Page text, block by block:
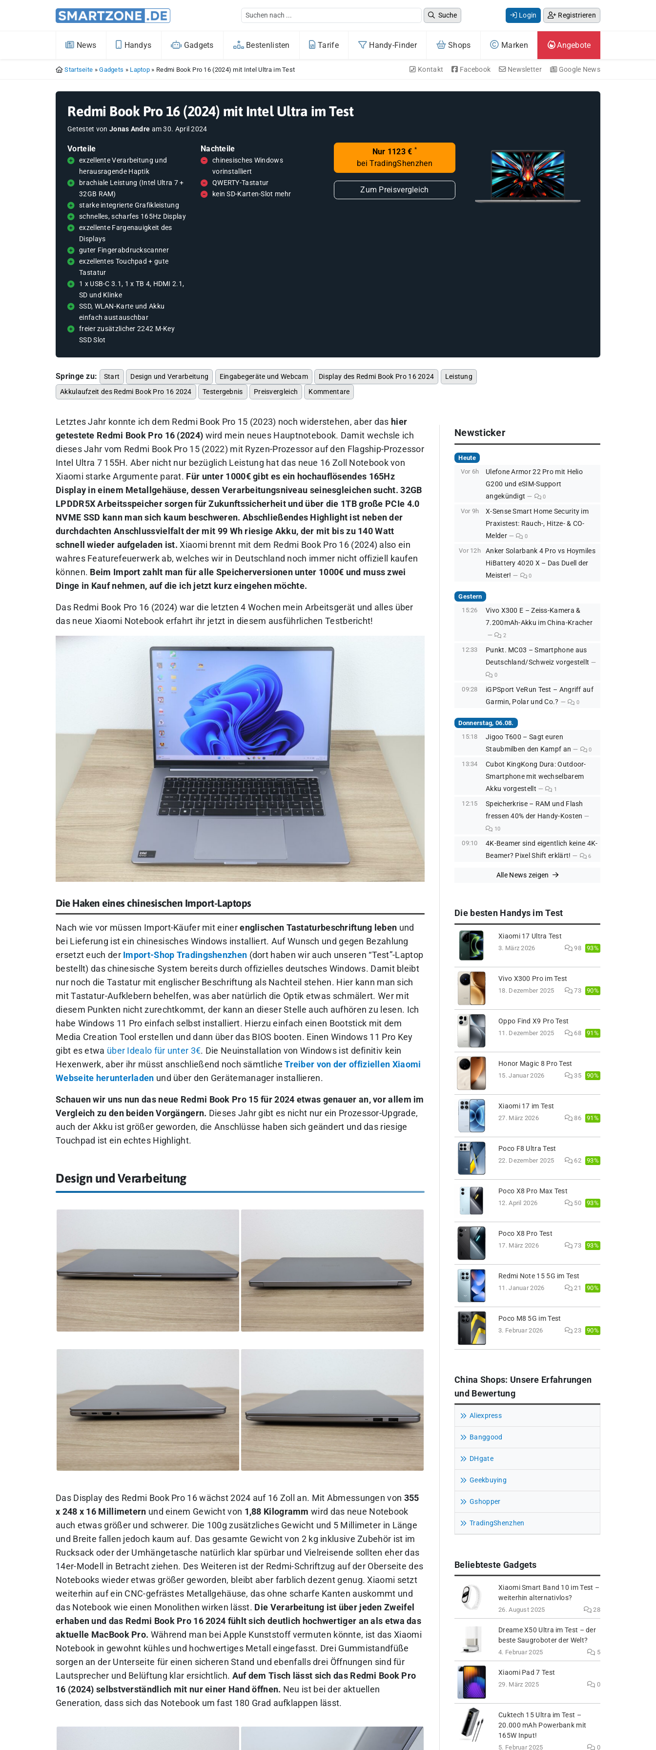
Suche Login Registrieren
News Handys Gadgets Bestenlisten Tarife Handy-Finder Shops Marken Angebote
Startseite »Gadgets » Laptop » Redmi Book Pro 16 (2024) mit Intel Ultra im Test Kontakt Facebook Newsletter Google News
Redmi Book Pro 16 (2024) mit Intel Ultra im Test
Getestet von Jonas Andre am30. April 2024
Vorteile
exzellente Verarbeitung und
herausragende Haptik
brachiale Leistung (Intel Ultra 7 +
32GB RAM)
starke integrierte Grafikleistung
schnelles, scharfes 165Hz Display
exzellente Fargenauigkeit des
Displays
guter Fingerabdruckscanner
exzellentes Touchpad + gute
Tastatur
1 x USB-C 3.1, 1 x TB 4, HDMI 2.1,
SD und Klinke
SSD, WLAN-Karte und Akku
einfach austauschbar
freier zusätzlicher 2242 M-Key
SSD Slot
Nachteile
chinesisches Windows
vorinstalliert
QWERTY-Tastatur
kein SD-Karten-Slot mehr
Nur 1123 € *
bei TradingShenzhen
Zum Preisvergleich
Springe zu: Start Design und Verarbeitung Eingabegeräte und Webcam Display des Redmi Book Pro 16 2024
Leistung
Akkulaufzeit des Redmi Book Pro 16 2024
Testergebnis Preisvergleich Kommentare
Letztes Jahr konnte ich dem Redmi Book Pro 15 (2023) noch widerstehen, aber das hier
getestete Redmi Book Pro 16 (2024) wird mein neues Hauptnotebook. Damit wechsle ich
dieses Jahr vom Redmi Book Pro 15 (2022) mit Ryzen-Prozessor auf den Flagship-Prozessor
Intel Ultra 7 155H. Aber nicht nur bezüglich Leistung hat das neue 16 Zoll Notebook von
Xiaomi starke Argumente parat. Für unter 1000€ gibt es ein hochauflösendes 165Hz
Display in einem Metallgehäuse, dessen Verarbeitungsniveau seinesgleichen sucht. 32GB
LPDDR5X Arbeitsspeicher sorgen für Zukunftssicherheit und über die 1TB große PCIe 4.0
NVME SSD kann man sich kaum beschweren. Abschließendes Highlight ist neben der
durchdachten Anschlussvielfalt der mit 99 Wh riesige Akku, der mit bis zu 140 Watt
schnell wieder aufgeladen ist. Xiaomi brennt mit dem Redmi Book Pro 16 (2024) also ein
wahres Featurefeuerwerk ab, welches wir in Deutschland noch immer nicht offiziell kaufen
können. Beim Import zahlt man für alle Speicherversionen unter 1000€ und muss zwei
Dinge in Kauf nehmen, auf die ich jetzt kurz eingehen möchte.
Das Redmi Book Pro 16 (2024) war die letzten 4 Wochen mein Arbeitsgerät und alles über
das neue Xiaomi Notebook erfahrt ihr jetzt in diesem ausführlichen Testbericht!
Die Haken eines chinesischen Import-Laptops
Nach wie vor müssen Import-Käufer mit einerenglischen Tastaturbeschriftung leben und
bei Lieferung ist ein chinesisches Windows installiert. Auf Wunsch und gegen Bezahlung
ersetzt euch der Import-Shop Tradingshenzhen (dort haben wir auch unseren “Test”-Laptop
bestellt) das chinesische System bereits durch offizielles deutsches Windows. Damit bleibt
nur noch die Tastatur mit englischer Beschriftung als Nachteil stehen. Hier kann man sich
mit Tastatur-Aufklebern behelfen, was aber natürlich die Optik etwas schmälert. Wer mit
diesem Punkten nicht zurechtkommt, der kann an dieser Stelle auch aufhören zu lesen. Ich
habe Windows 11 Pro einfach selbst installiert. Hierzu einfach einen Bootstick mit dem
Media Creation Tool erstellen und dann über das BIOS booten. Einen Windows 11 Pro Key
gibt es etwa über Idealo für unter 3€. Die Neuinstallation von Windows ist definitiv kein
Hexenwerk, aber ihr müsst anschließend noch sämtlicheTreiber von der offiziellen Xiaomi
Webseite herunterladen und über den Gerätemanager installieren.
Schauen wir uns nun das neue Redmi Book Pro 15 für 2024 etwas genauer an, vor allem im
Vergleich zu den beiden Vorgängern. Dieses Jahr gibt es nicht nur ein Prozessor-Upgrade,
auch der Akku ist größer geworden, die Anschlüsse haben sich geändert und das riesige
Touchpad ist ein echtes Highlight.
Design und Verarbeitung
Das Display des Redmi Book Pro 16 wächst 2024 auf 16 Zoll an. Mit Abmessungen von 355
x 248 x 16 Millimetern und einem Gewicht von 1,88 Kilogramm wird das neue Notebook
auch etwas größer und schwerer. Die 100g zusätzliches Gewicht und 5 Millimeter in Länge
und Breite fallen jedoch kaum auf. Das gesamte Gewicht von 2 kg inklusive Zubehör ist im
Rucksack oder der Umhängetasche natürlich klar spürbar und Vielreisende sollten eher das
14er-Modell in Betracht ziehen. Des Weiteren ist der Redmi-Schriftzug auf der Oberseite des
Notebooks wieder etwas größer geworden, bleibt aber farblich dezent genug. Xiaomi setzt
weiterhin auf ein CNC-gefrästes Metallgehäuse, das ohne scharfe Kanten auskommt und
das Notebook wie einen Monolithen wirken lässt. Die Verarbeitung ist über jeden Zweifel
erhaben und das Redmi Book Pro 16 2024 fühlt sich deutlich hochwertiger an als etwa das
aktuelle MacBook Pro. Während man bei Apple Kunststoff vermuten könnte, ist das Xiaomi
Notebook in gewohnt kühles und hochwertiges Metall eingefasst. Drei Gummistandfüße
sorgen an der Unterseite für einen sicheren Stand und ebenfalls drei Öffnungen sind für
Lautsprecher und Belüftung klar ersichtlich. Auf dem Tisch lässt sich das Redmi Book Pro
16 (2024) selbstverständlich mit nur einer Hand öffnen. Neu ist bei der aktuellen
Generation, dass sich das Notebook um fast 180 Grad aufklappen lässt.
Newsticker
Heute
Vor 6h
Ulefone Armor 22 Pro mit Helio
G200 und eSIM-Support
angekündigt
0
Vor 9h
X-Sense Smart Home Security im
Praxistest: Rauch-, Hitze- & CO-
Melder
0
Vor 12h
Anker Solarbank 4 Pro vs Hoymiles
HiBattery 4020 X – Das Duell der
Meister!
0
Gestern
15:26
Vivo X300 E – Zeiss-Kamera &
7.200mAh-Akku im China-Kracher
2
12:33
Punkt. MC03 – Smartphone aus
Deutschland/Schweiz vorgestellt
0
09:28
iGPSport VeRun Test – Angriff auf
Garmin, Polar und Co.?
0
Donnerstag, 06.08.
15:18
Jigoo T600 – Sagt euren
Staubmilben den Kampf an
0
13:34
Cubot KingKong Dura: Outdoor-
Smartphone mit wechselbarem
Akku vorgestellt
1
12:15
Speicherkrise – RAM und Flash
fressen 40% der Handy-Kosten
10
09:10
4K-Beamer sind eigentlich keine 4K-
Beamer? Pixel Shift erklärt!
6
Alle News zeigen
Die besten Handys im Test
Xiaomi 17 Ultra Test
3. März 2026 98 93%
Vivo X300 Pro im Test
18. Dezember 2025 73 90%
Oppo Find X9 Pro Test
11. Dezember 2025 68 91%
Honor Magic 8 Pro Test
15. Januar 2026 35 90%
Xiaomi 17 im Test
27. März 2026 86 91%
Poco F8 Ultra Test
22. Dezember 2025 62 93%
Poco X8 Pro Max Test
12. April 2026 50 93%
Poco X8 Pro Test
17. März 2026 73 93%
Redmi Note 15 5G im Test
11. Januar 2026 21 90%
Poco M8 5G im Test
3. Februar 2026 23 90%
China Shops: Unsere Erfahrungen
und Bewertung
Aliexpress
Banggood
DHgate
Geekbuying
Gshopper
TradingShenzhen
Beliebteste Gadgets
Xiaomi Smart Band 10 im Test –
weiterhin alternativlos?
26. August 2025 28
Dreame X50 Ultra im Test – der
beste Saugroboter der Welt?
4. Februar 2025 5
Xiaomi Pad 7 Test
29. März 2025 0
Cuktech 15 Ultra im Test –
20.000 mAh Powerbank mit
165W Input!
5. Februar 2025 0